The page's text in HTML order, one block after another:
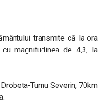
transmite că la ora
magnitudinea de 4,3, la
Turnu Severin, 70km